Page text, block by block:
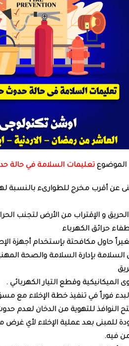
تعليمات السلامة في حالة
عن أقرب مخرج للطوارىء
و الإقتراب من الأرض لتجنب
حرائق الكهرباء
حاول مكافحتة بإستخدام أجهزة
السلامة بإدارة السلامة والصحة
وقطع التيار الكهربائي .
فوراً في تنفيذ خطة الإخلاء مع
النوافذ للتهوية من الدخان لعدم
للمبنى بعد عملية الإخلاء لأي غرض
فيه.